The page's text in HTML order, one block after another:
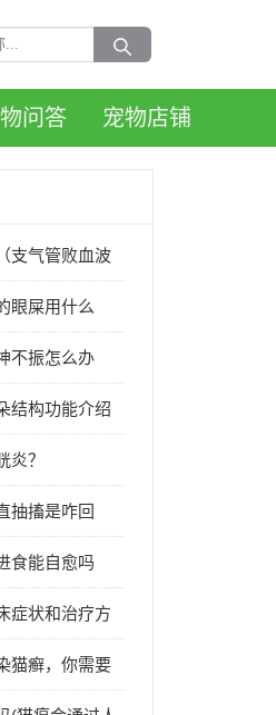
问答 宠物店铺
支气管败血波
状与治疗
眼屎用什么
不振怎么办
结构功能介绍
炎？
抽搐是咋回
食能自愈吗
症状和治疗方
猫癣，你需要